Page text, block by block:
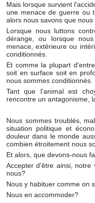
Mais lorsque survient
une menace de guerre ou
alors nous savons que
Lorsque nous luttons
dérange, ou lorsque
menace, extérieure ou
conditionnés.
Et comme la plupart
soit en surface soit en
nous sommes conditionnés.
Tant que l'animal est
rencontre un antagonisme,
Nous sommes troublés,
situation politique et
douleur dans le monde
combien étroitement nous
Et alors, que devons-nous
Accepter d'être ainsi,
nous?
Nous y habituer comme on
Nous en accommoder?